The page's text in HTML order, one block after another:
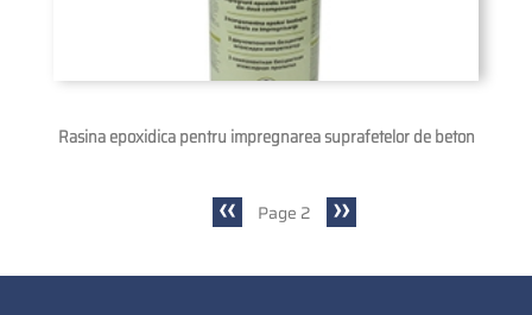
Rasina epoxidica pentru impregnarea suprafetelor de beton
Previous
page
‹‹ Page 2 Next
page
››